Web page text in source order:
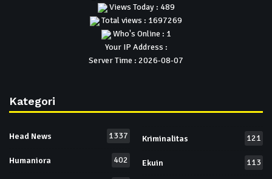
Views Today : 489
Total views : 1697269
Who's Online : 1
Your IP Address :
Server Time : 2026-08-07
Kategori
Head News 1337
Humaniora 402
Kriminalitas 121
Ekuin 113